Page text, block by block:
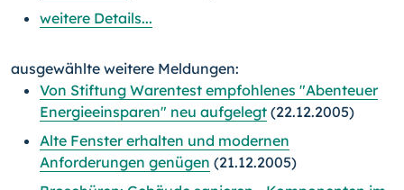
weitere Details...
ausgewählte weitere Meldungen:
Von Stiftung Warentest empfohlenes "Abenteuer
Energieeinsparen" neu aufgelegt (22.12.2005)
Alte Fenster erhalten und modernen
Anforderungen genügen (21.12.2005)